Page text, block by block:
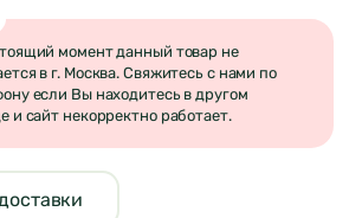
момент данный товар не
в г. Москва. Свяжитесь с нами по
если Вы находитесь в другом
и сайт некорректно работает.